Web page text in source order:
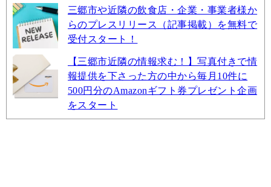
三郷市や近隣の飲食店・企業・事業者様か
らのプレスリリース（記事掲載）を無料で
受付スタート！
【三郷市近隣の情報求む！】写真付きで情
報提供を下さった方の中から毎月10件に
500円分のAmazonギフト券プレゼント企画
をスタート